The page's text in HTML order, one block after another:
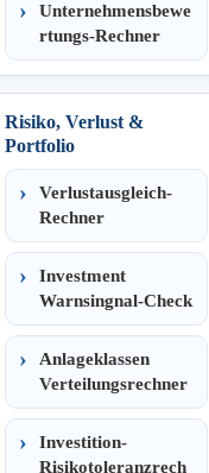
Unternehmensbewe
rtungs-Rechner
Risiko, Verlust &
Portfolio
Verlustausgleich-
Rechner
Investment
Warnsingnal-Check
Anlageklassen
Verteilungsrechner
Investition-
Risikotoleranzrech